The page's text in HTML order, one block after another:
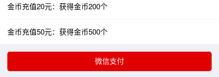
金币充值20元：获得金币200个
金币充值50元：获得金币500个